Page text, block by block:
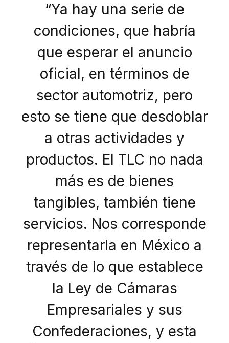
“Ya hay una serie de
condiciones, que habría
que esperar el anuncio
oficial, en términos de
sector automotriz, pero
esto se tiene que desdoblar
a otras actividades y
productos. El TLC no nada
más es de bienes
tangibles, también tiene
servicios. Nos corresponde
representarla en México a
través de lo que establece
la Ley de Cámaras
Empresariales y sus
Confederaciones, y esta